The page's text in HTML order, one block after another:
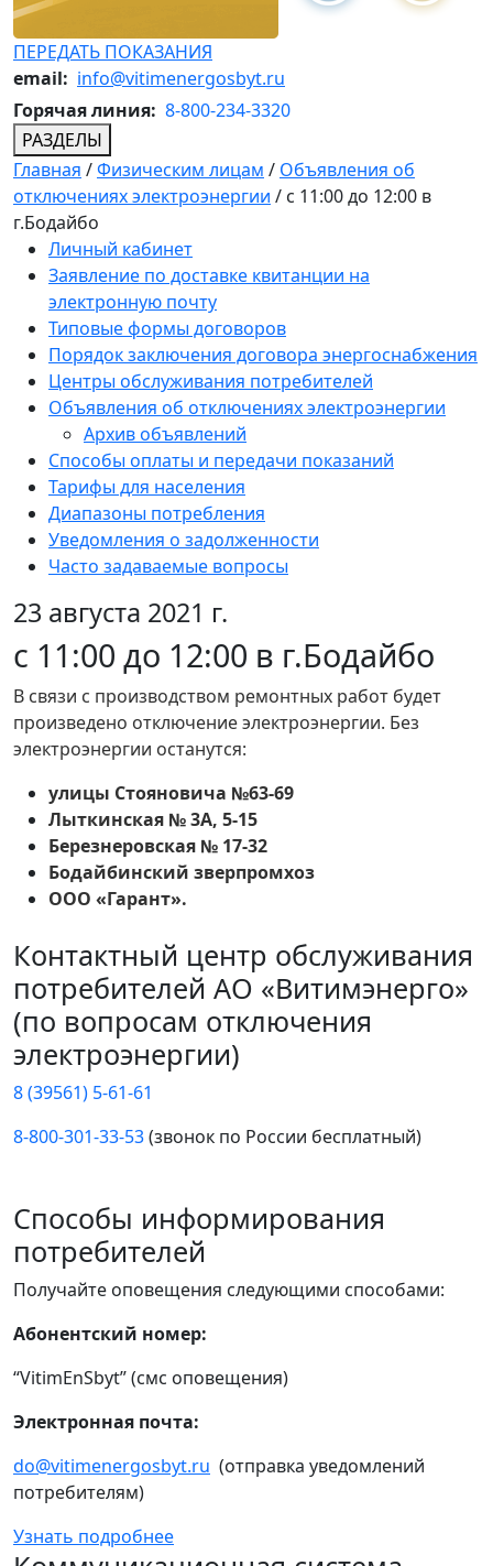
ПЕРЕДАТЬ ПОКАЗАНИЯ
email: info@vitimenergosbyt.ru
Горячая линия: 8-800-234-3320
РАЗДЕЛЫ
Главная /Физическим лицам / Объявления об
отключениях электроэнергии / с 11:00 до 12:00 в
г.Бодайбо
Личный кабинет
Заявление по доставке квитанции на
электронную почту
Типовые формы договоров
Порядок заключения договора энергоснабжения
Центры обслуживания потребителей
Объявления об отключениях электроэнергии
Архив объявлений
Способы оплаты и передачи показаний
Тарифы для населения
Диапазоны потребления
Уведомления о задолженности
Часто задаваемые вопросы
23 августа 2021 г.
с 11:00 до 12:00 в г.Бодайбо
В связи с производством ремонтных работ будет
произведено отключение электроэнергии. Без
электроэнергии останутся:
улицы Стояновича №63-69
Лыткинская № 3А, 5-15
Березнеровская № 17-32
Бодайбинский зверпромхоз
ООО «Гарант».
Контактный центр обслуживания
потребителей АО «Витимэнерго»
(по вопросам отключения
электроэнергии)
8 (39561) 5-61-61
8-800-301-33-53(звонок по России бесплатный)
Способы информирования
потребителей
Получайте оповещения следующими способами:
Абонентский номер:
“VitimEnSbyt” (смс оповещения)
Электронная почта:
do@vitimenergosbyt.ru (отправка уведомлений
потребителям)
Узнать подробнее